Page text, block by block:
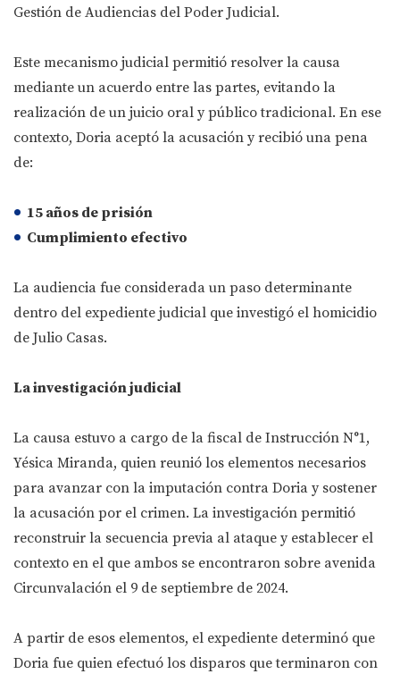
Gestión de Audiencias del Poder Judicial.
Este mecanismo judicial permitió resolver la causa
mediante un acuerdo entre las partes, evitando la
realización de un juicio oral y público tradicional. En ese
contexto, Doria aceptó la acusación y recibió una pena
de:
15 años de prisión
Cumplimiento efectivo
La audiencia fue considerada un paso determinante
dentro del expediente judicial que investigó el homicidio
de Julio Casas.
La investigación judicial
La causa estuvo a cargo de la fiscal de Instrucción N°1,
Yésica Miranda, quien reunió los elementos necesarios
para avanzar con la imputación contra Doria y sostener
la acusación por el crimen. La investigación permitió
reconstruir la secuencia previa al ataque y establecer el
contexto en el que ambos se encontraron sobre avenida
Circunvalación el 9 de septiembre de 2024.
A partir de esos elementos, el expediente determinó que
Doria fue quien efectuó los disparos que terminaron con